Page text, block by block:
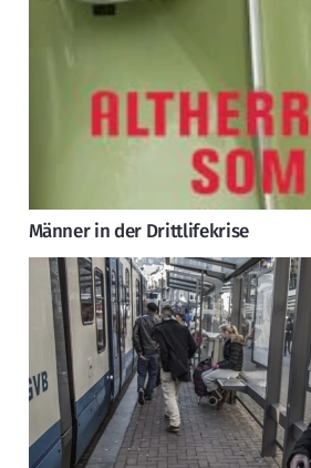
Männer in der Drittlifekrise